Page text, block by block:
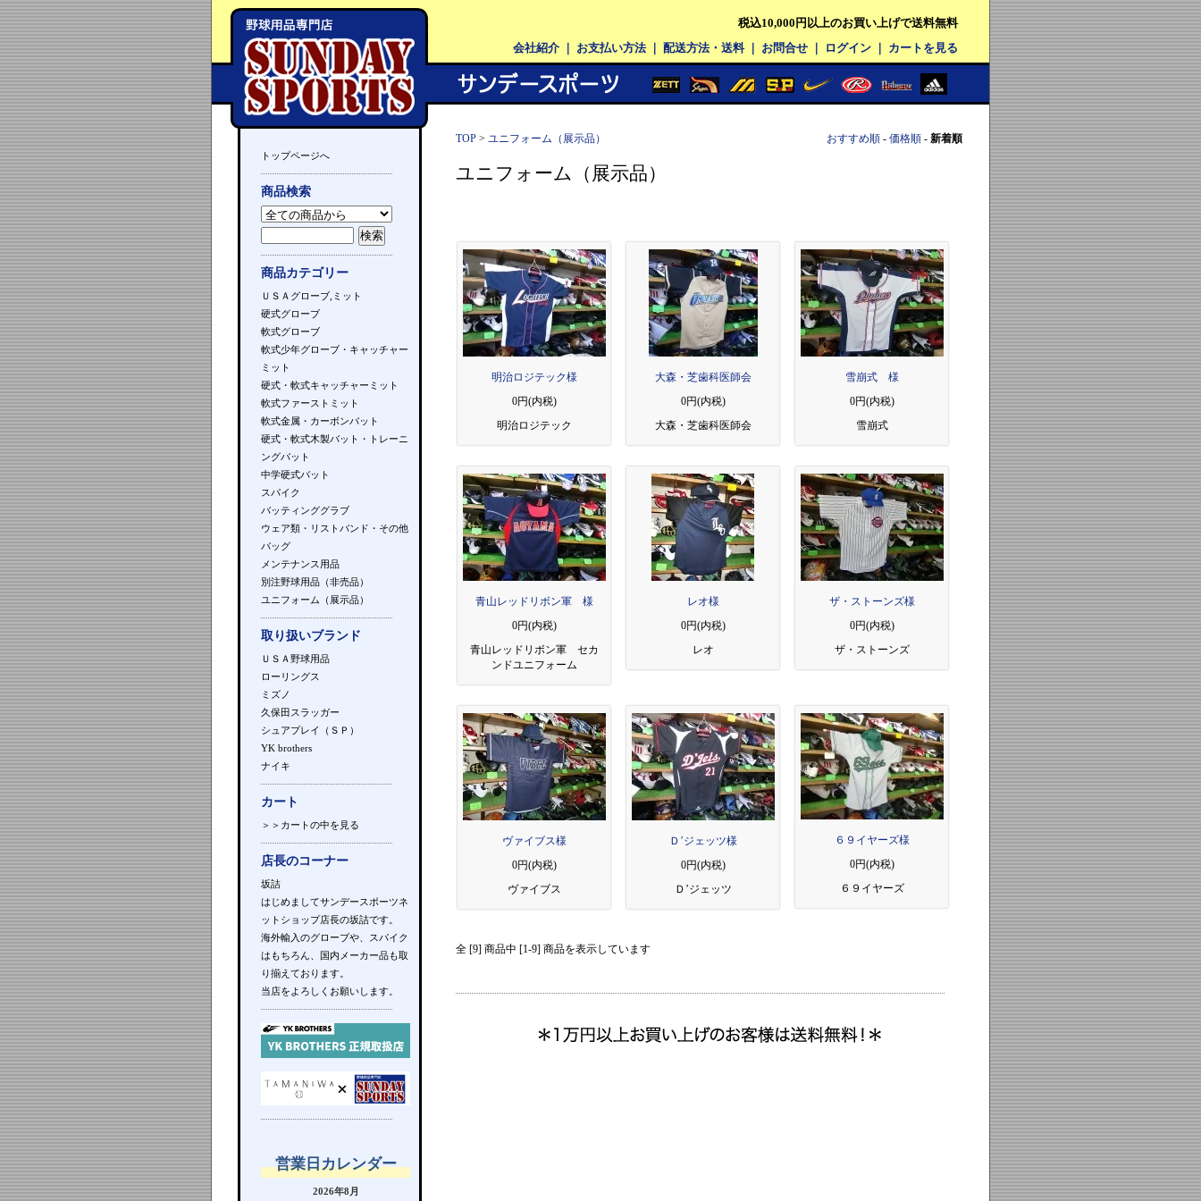
税込10,000円以上のお買い上げで送料無料
会社紹介
お支払い方法｜ 配送方法・送料｜ お問合せ ログイン カートを見る
トップページへ
商品検索
商品カテゴリー
ＵＳＡグローブ,ミット
硬式グローブ
軟式グローブ
軟式少年グローブ・キャッチャー
ミット
硬式・軟式キャッチャーミット
軟式ファーストミット
軟式金属・カーボンバット
硬式・軟式木製バット・トレーニ
ングバット
中学硬式バット
スパイク
バッティンググラブ
ウェア類・リストバンド・その他
バッグ
メンテナンス用品
別注野球用品（非売品）
ユニフォーム（展示品）
取り扱いブランド
ＵＳＡ野球用品
ローリングス
ミズノ
久保田スラッガー
シュアプレイ（ＳＰ）
YK brothers
ナイキ
カート
＞＞カートの中を見る
店長のコーナー
坂詰
はじめましてサンデースポーツネ
ットショップ店長の坂詰です。
海外輸入のグローブや、スパイク
はもちろん、国内メーカー品も取
り揃えております。
当店をよろしくお願いします。
営業日カレンダー
2026年8月
TOP > ユニフォーム（展示品） おすすめ順 - 価格順 - 新着順
ユニフォーム（展示品）
明治ロジテック様
0円(内税)
明治ロジテック
大森・芝歯科医師会
0円(内税)
大森・芝歯科医師会
雪崩式 様
0円(内税)
雪崩式
青山レッドリボン軍 様
0円(内税)
青山レッドリボン軍 セカ
ンドユニフォーム
レオ様
0円(内税)
レオ
ザ・ストーンズ様
0円(内税)
ザ・ストーンズ
ヴァイブス様
0円(内税)
ヴァイブス
Ｄ’ジェッツ様
0円(内税)
Ｄ’ジェッツ
６９イヤーズ様
0円(内税)
６９イヤーズ
全 [9] 商品中 [1-9] 商品を表示しています